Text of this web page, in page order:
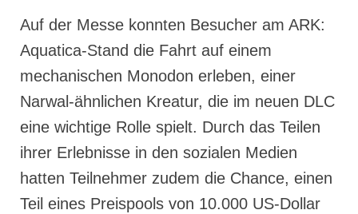
Auf der Messe konnten Besucher am ARK:
Aquatica-Stand die Fahrt auf einem
mechanischen Monodon erleben, einer
Narwal-ähnlichen Kreatur, die im neuen DLC
eine wichtige Rolle spielt. Durch das Teilen
ihrer Erlebnisse in den sozialen Medien
hatten Teilnehmer zudem die Chance, einen
Teil eines Preispools von 10.000 US-Dollar